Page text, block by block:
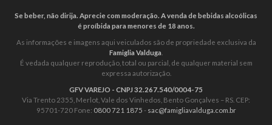
Se beber, não dirija. Aprecie com moderação. A venda de bebidas alcoólicas
é proíbida para menores de 18 anos.
As informações e imagens aqui veiculados são de propriedade exclusiva da
Famiglia Valduga
É vedada qualquer reprodução, total ou parcial, de qualquer material sem
expressa autorização.
GFV VAREJO - CNPJ 32.267.540/0004-75
Via Trento 2355, Merlot, Vale dos Vinhedos, Bento Gonçalves – RS. CEP:
95701-720 Fone: 0800 721 1875 - sac@famigliavalduga.com.br